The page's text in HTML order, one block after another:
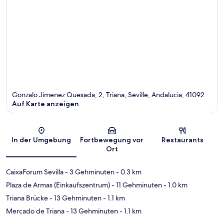
Karte
Gonzalo Jimenez Quesada, 2, Triana, Seville, Andalucia, 41092
Auf Karte anzeigen
In der Umgebung
Fortbewegung vor
Ort
Restaurants
CaixaForum Sevilla- 3 Gehminuten- 0.3 km
Plaza de Armas (Einkaufszentrum)- 11 Gehminuten- 1.0 km
Triana Brücke- 13 Gehminuten- 1.1 km
Mercado de Triana- 13 Gehminuten- 1.1 km